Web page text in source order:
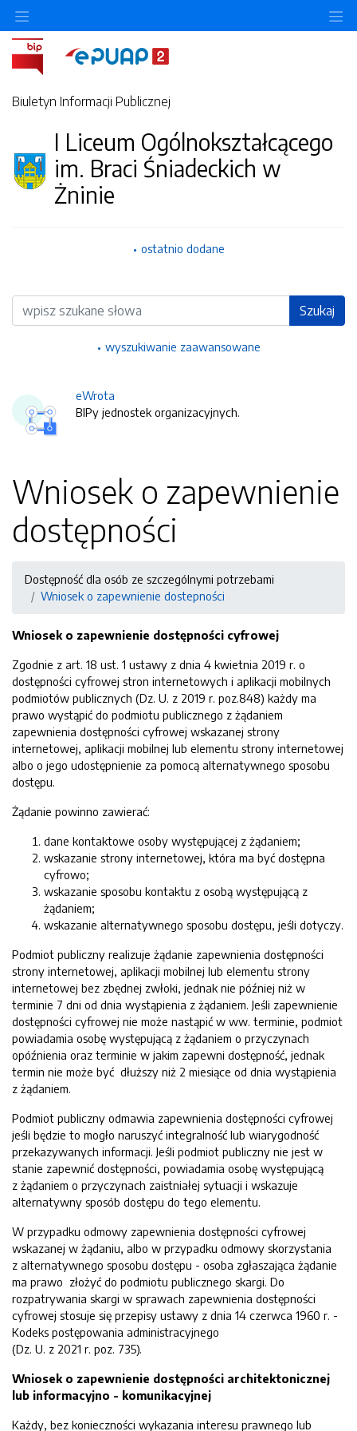
Biuletyn Informacji Publicznej
I Liceum Ogólnokształcącego
im. Braci Śniadeckich w
Żninie
ostatnio dodane
Wyszukiwarka Szukaj
wyszukiwanie zaawansowane
eWrota
BIPy jednostek organizacyjnych.
Wniosek o zapewnienie
dostępności
Dostępność dla osób ze szczególnymi potrzebami
Wniosek o zapewnienie dostepności
Wniosek o zapewnienie dostępności cyfrowej
Zgodnie z art. 18 ust. 1 ustawy z dnia 4 kwietnia 2019 r. o
dostępności cyfrowej stron internetowych i aplikacji mobilnych
podmiotów publicznych (Dz. U. z 2019 r. poz.848) każdy ma
prawo wystąpić do podmiotu publicznego z żądaniem
zapewnienia dostępności cyfrowej wskazanej strony
internetowej, aplikacji mobilnej lub elementu strony internetowej
albo o jego udostępnienie za pomocą alternatywnego sposobu
dostępu.
Żądanie powinno zawierać:
dane kontaktowe osoby występującej z żądaniem;
wskazanie strony internetowej, która ma być dostępna
cyfrowo;
wskazanie sposobu kontaktu z osobą występującą z
żądaniem;
wskazanie alternatywnego sposobu dostępu, jeśli dotyczy.
Podmiot publiczny realizuje żądanie zapewnienia dostępności
strony internetowej, aplikacji mobilnej lub elementu strony
internetowej bez zbędnej zwłoki, jednak nie później niż w
terminie 7 dni od dnia wystąpienia z żądaniem. Jeśli zapewnienie
dostępności cyfrowej nie może nastąpić w ww. terminie, podmiot
powiadamia osobę występującą z żądaniem o przyczynach
opóźnienia oraz terminie w jakim zapewni dostępność, jednak
termin nie może być dłuższy niż 2 miesiące od dnia wystąpienia
z żądaniem.
Podmiot publiczny odmawia zapewnienia dostępności cyfrowej
jeśli będzie to mogło naruszyć integralność lub wiarygodność
przekazywanych informacji. Jeśli podmiot publiczny nie jest w
stanie zapewnić dostępności, powiadamia osobę występującą
z żądaniem o przyczynach zaistniałej sytuacji i wskazuje
alternatywny sposób dostępu do tego elementu.
W przypadku odmowy zapewnienia dostępności cyfrowej
wskazanej w żądaniu, albo w przypadku odmowy skorzystania
z alternatywnego sposobu dostępu - osoba zgłaszająca żądanie
ma prawo złożyć do podmiotu publicznego skargi. Do
rozpatrywania skargi w sprawach zapewnienia dostępności
cyfrowej stosuje się przepisy ustawy z dnia 14 czerwca 1960 r. -
Kodeks postępowania administracyjnego
(Dz. U. z 2021 r. poz. 735).
Wniosek o zapewnienie dostępności architektonicznej
lub informacyjno - komunikacyjnej
Każdy, bez konieczności wykazania interesu prawnego lub